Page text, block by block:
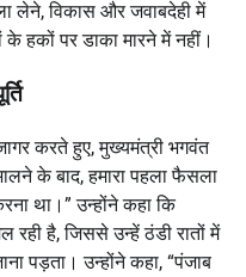
लेने, विकास और जवाबदेही में
हकों पर डाका मारने में नहीं।
करते हुए, मुख्यमंत्री भगवंत
के बाद, हमारा पहला फैसला
था।” उन्होंने कहा कि
रही है, जिससे उन्हें ठंडी रातों में
पड़ता। उन्होंने कहा, “पंजाब